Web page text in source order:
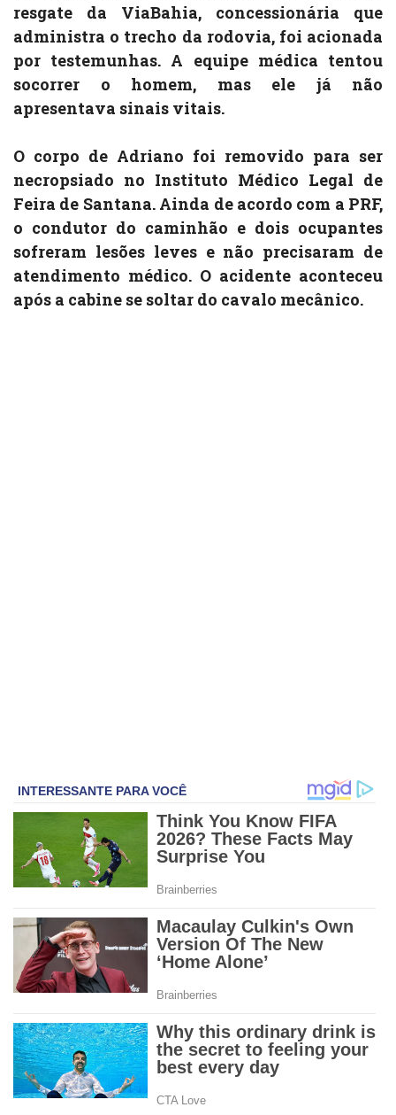
resgate da ViaBahia, concessionária que
administra o trecho da rodovia, foi acionada
por testemunhas. A equipe médica tentou
socorrer o homem, mas ele já não
apresentava sinais vitais.
O corpo de Adriano foi removido para ser
necropsiado no Instituto Médico Legal de
Feira de Santana. Ainda de acordo com a PRF,
o condutor do caminhão e dois ocupantes
sofreram lesões leves e não precisaram de
atendimento médico. O acidente aconteceu
após a cabine se soltar do cavalo mecânico.